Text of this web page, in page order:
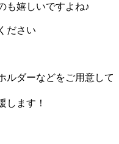
も嬉しいですよね♪
ださい
ルダーなどをご用意して
します！